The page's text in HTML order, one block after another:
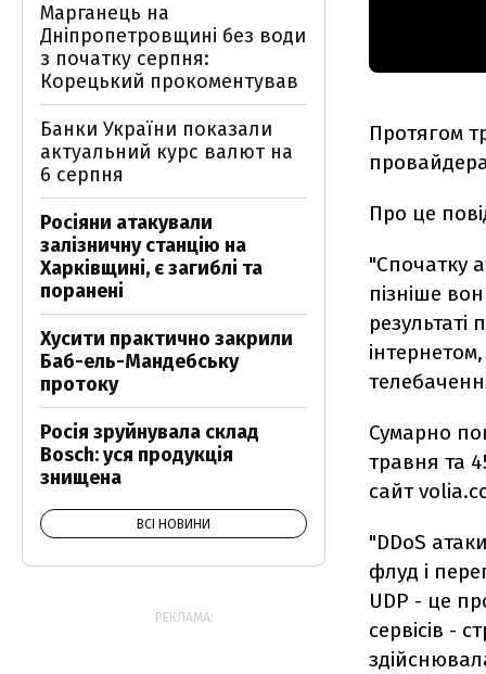
Протягом
Про це
"Спочатку
пізніше
Сумарно
травня та
сайт
"DDoS
флуд і
UDP - це
сервісів -
Марганець на
Дніпропетровщині без води
з початку серпня:
Корецький прокоментував
Банки України показали
актуальний курс валют на
6 серпня
Росіяни атакували
залізничну станцію на
Харківщині, є загиблі та
поранені
Хусити практично закрили
Баб-ель-Мандебську
протоку
Росія зруйнувала склад
Bosch: уся продукція
знищена
ВСІ НОВИНИ
РЕКЛАМА: